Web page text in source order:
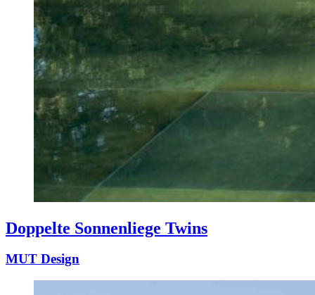
Doppelte Sonnenliege Twins
MUT Design